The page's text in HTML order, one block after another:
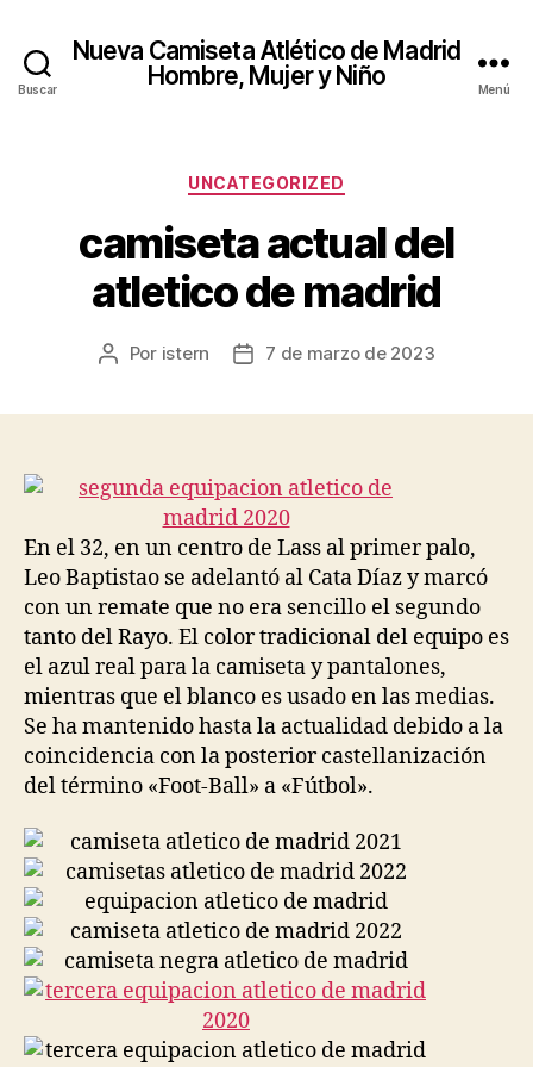
Buscar
Nueva Camiseta Atlético de Madrid
Hombre, Mujer y Niño
Menú
Categorías
UNCATEGORIZED
camiseta actual del
atletico de madrid
Autor
Por istern
Fecha7 de marzo de 2023
En el 32, en un centro de Lass al primer palo,
Leo Baptistao se adelantó al Cata Díaz y marcó
con un remate que no era sencillo el segundo
tanto del Rayo. El color tradicional del equipo es
el azul real para la camiseta y pantalones,
mientras que el blanco es usado en las medias.
Se ha mantenido hasta la actualidad debido a la
coincidencia con la posterior castellanización
del término «Foot-Ball» a «Fútbol».